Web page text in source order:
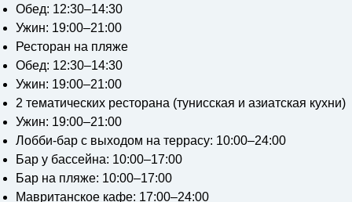
Обед: 12:30–14:30
Ужин: 19:00–21:00
Ресторан на пляже
Обед: 12:30–14:30
Ужин: 19:00–21:00
2 тематических ресторана (тунисская и азиатская кухни)
Ужин: 19:00–21:00
Лобби-бар с выходом на террасу: 10:00–24:00
Бар у бассейна: 10:00–17:00
Бар на пляже: 10:00–17:00
Мавританское кафе: 17:00–24:00